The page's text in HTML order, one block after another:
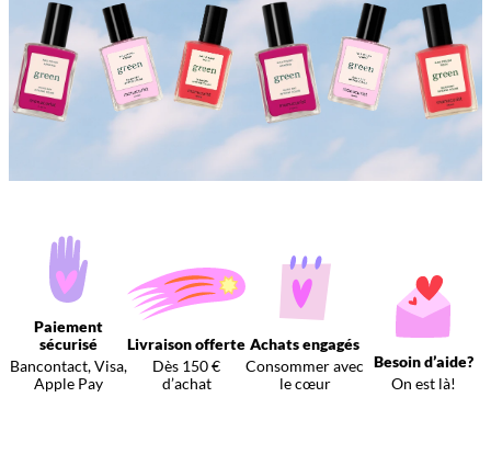
Paiement
sécurisé
Bancontact, Visa,
Apple Pay
Livraison offerte
Dès 150 €
d’achat
Achats engagés
Consommer avec
le cœur
Besoin d’aide?
On est là!